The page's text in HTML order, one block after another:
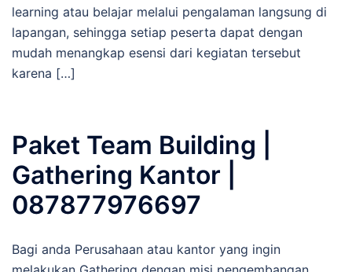
learning atau belajar melalui pengalaman langsung di
lapangan, sehingga setiap peserta dapat dengan
mudah menangkap esensi dari kegiatan tersebut
karena […]
Paket Team Building |
Gathering Kantor |
087877976697
Bagi anda Perusahaan atau kantor yang ingin